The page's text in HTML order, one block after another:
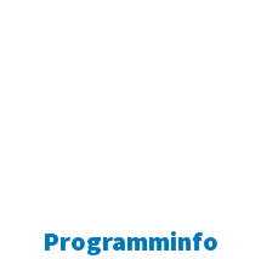
Programminfo